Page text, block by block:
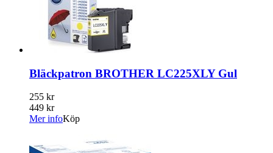
Bläckpatron BROTHER LC225XLY Gul
255 kr
449 kr
Mer infoKöp